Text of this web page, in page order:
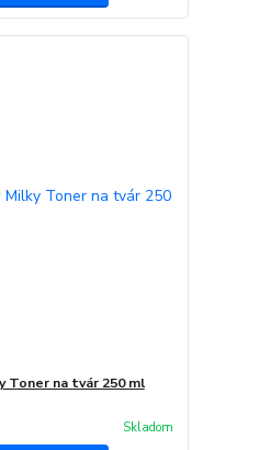
Toner na tvár 250 ml
Skladom